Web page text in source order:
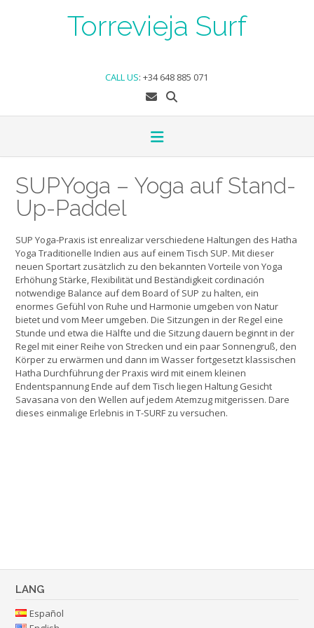
Torrevieja Surf
CALL US: +34 648 885 071
SUPYoga – Yoga auf Stand-
Up-Paddel
SUP Yoga-Praxis ist enrealizar verschiedene Haltungen des Hatha
Yoga Traditionelle Indien aus auf einem Tisch SUP. Mit dieser
neuen Sportart zusätzlich zu den bekannten Vorteile von Yoga
Erhöhung Stärke, Flexibilität und Beständigkeit cordinación
notwendige Balance auf dem Board of SUP zu halten, ein
enormes Gefühl von Ruhe und Harmonie umgeben von Natur
bietet und vom Meer umgeben. Die Sitzungen in der Regel eine
Stunde und etwa die Hälfte und die Sitzung dauern beginnt in der
Regel mit einer Reihe von Strecken und ein paar Sonnengruß, den
Körper zu erwärmen und dann im Wasser fortgesetzt klassischen
Hatha Durchführung der Praxis wird mit einem kleinen
Endentspannung Ende auf dem Tisch liegen Haltung Gesicht
Savasana von den Wellen auf jedem Atemzug mitgerissen. Dare
dieses einmalige Erlebnis in T-SURF zu versuchen.
LANG
Español